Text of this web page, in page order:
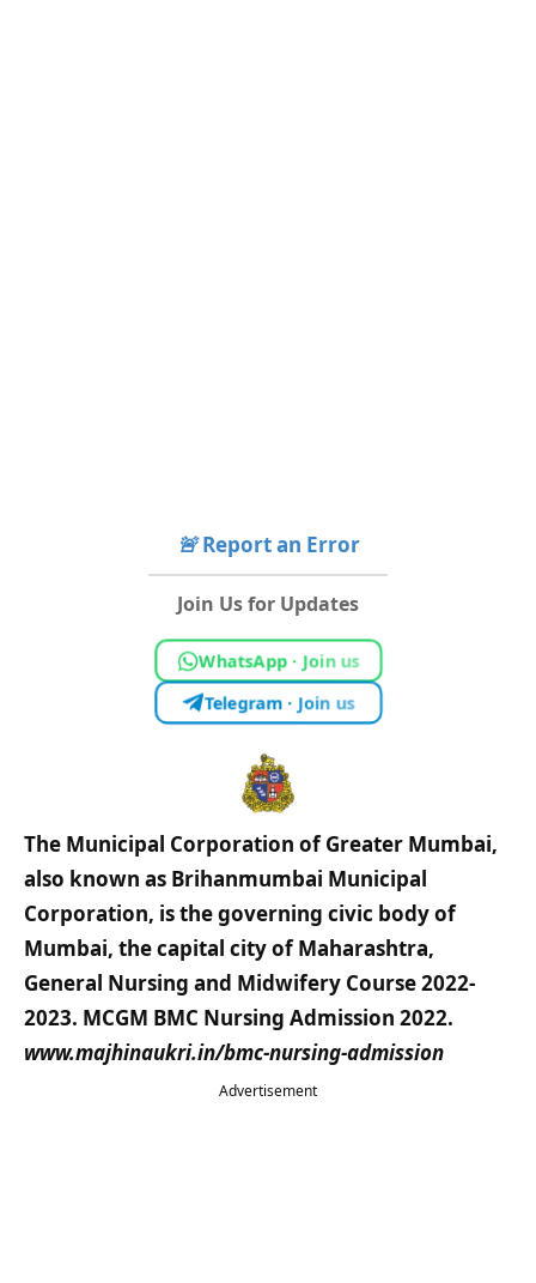
🚨Report an Error
Join Us for Updates
WhatsApp · Join us
Telegram · Join us
The Municipal Corporation of Greater Mumbai,
also known as Brihanmumbai Municipal
Corporation, is the governing civic body of
Mumbai, the capital city of Maharashtra,
General Nursing and Midwifery Course 2022-
2023. MCGM BMC Nursing Admission 2022.
www.majhinaukri.in/bmc-nursing-admission
Advertisement